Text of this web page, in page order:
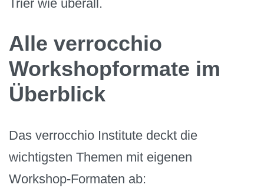
Trier wie überall.
Alle verrocchio
Workshopformate im
Überblick
Das verrocchio Institute deckt die
wichtigsten Themen mit eigenen
Workshop-Formaten ab: